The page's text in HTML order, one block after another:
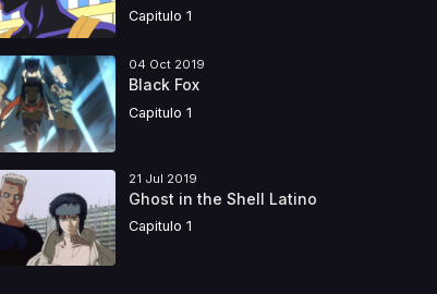
Capitulo 1
04 Oct 2019
Black Fox
Capitulo 1
21 Jul 2019
Ghost in the Shell Latino
Capitulo 1